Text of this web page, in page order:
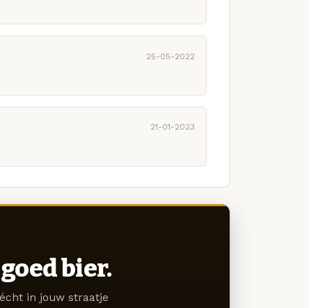
25-05-2022
21-01-2023
bier.
in jouw straatje